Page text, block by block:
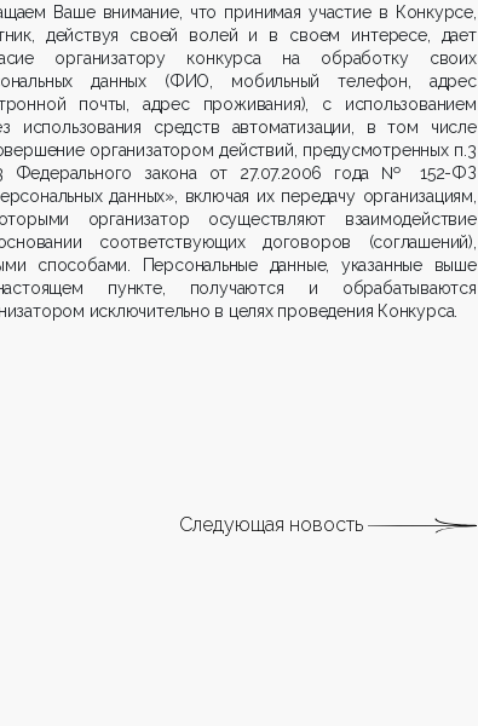
Ваше внимание, что принимая участие в Конкурсе,
действуя своей волей и в своем интересе, дает
организатору конкурса на обработку своих
данных (ФИО, мобильный телефон, адрес
почты, адрес проживания), с использованием
использования средств автоматизации, в том числе
организатором действий, предусмотренных п.3
Федерального закона от 27.07.2006 года № 152-ФЗ
данных», включая их передачу организациям,
организатор осуществляют взаимодействие
соответствующих договоров (соглашений),
способами. Персональные данные, указанные выше
пункте, получаются и обрабатываются
исключительно в целях проведения Конкурса.
Следующая новость